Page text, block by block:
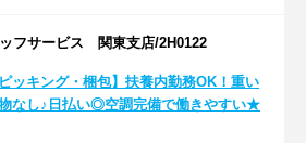
フサービス 関東支店/2H0122
ピッキング・梱包】扶養内勤務OK！重い
なし♪日払い◎空調完備で働きやすい★